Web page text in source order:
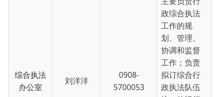
[查看详情]
主要负责农
业、林业、
畜牧兽医、
草原、农
机、农技、
水利等方面